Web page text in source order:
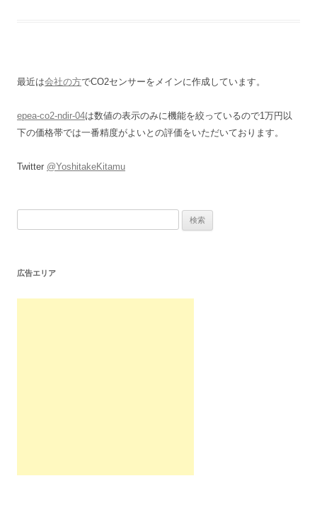
最近は会社の方でCO2センサーをメインに作成しています。
epea-co2-ndir-04は数値の表示のみに機能を絞っているので1万円以
下の価格帯では一番精度がよいとの評価をいただいております。
Twitter @YoshitakeKitamu
広告エリア